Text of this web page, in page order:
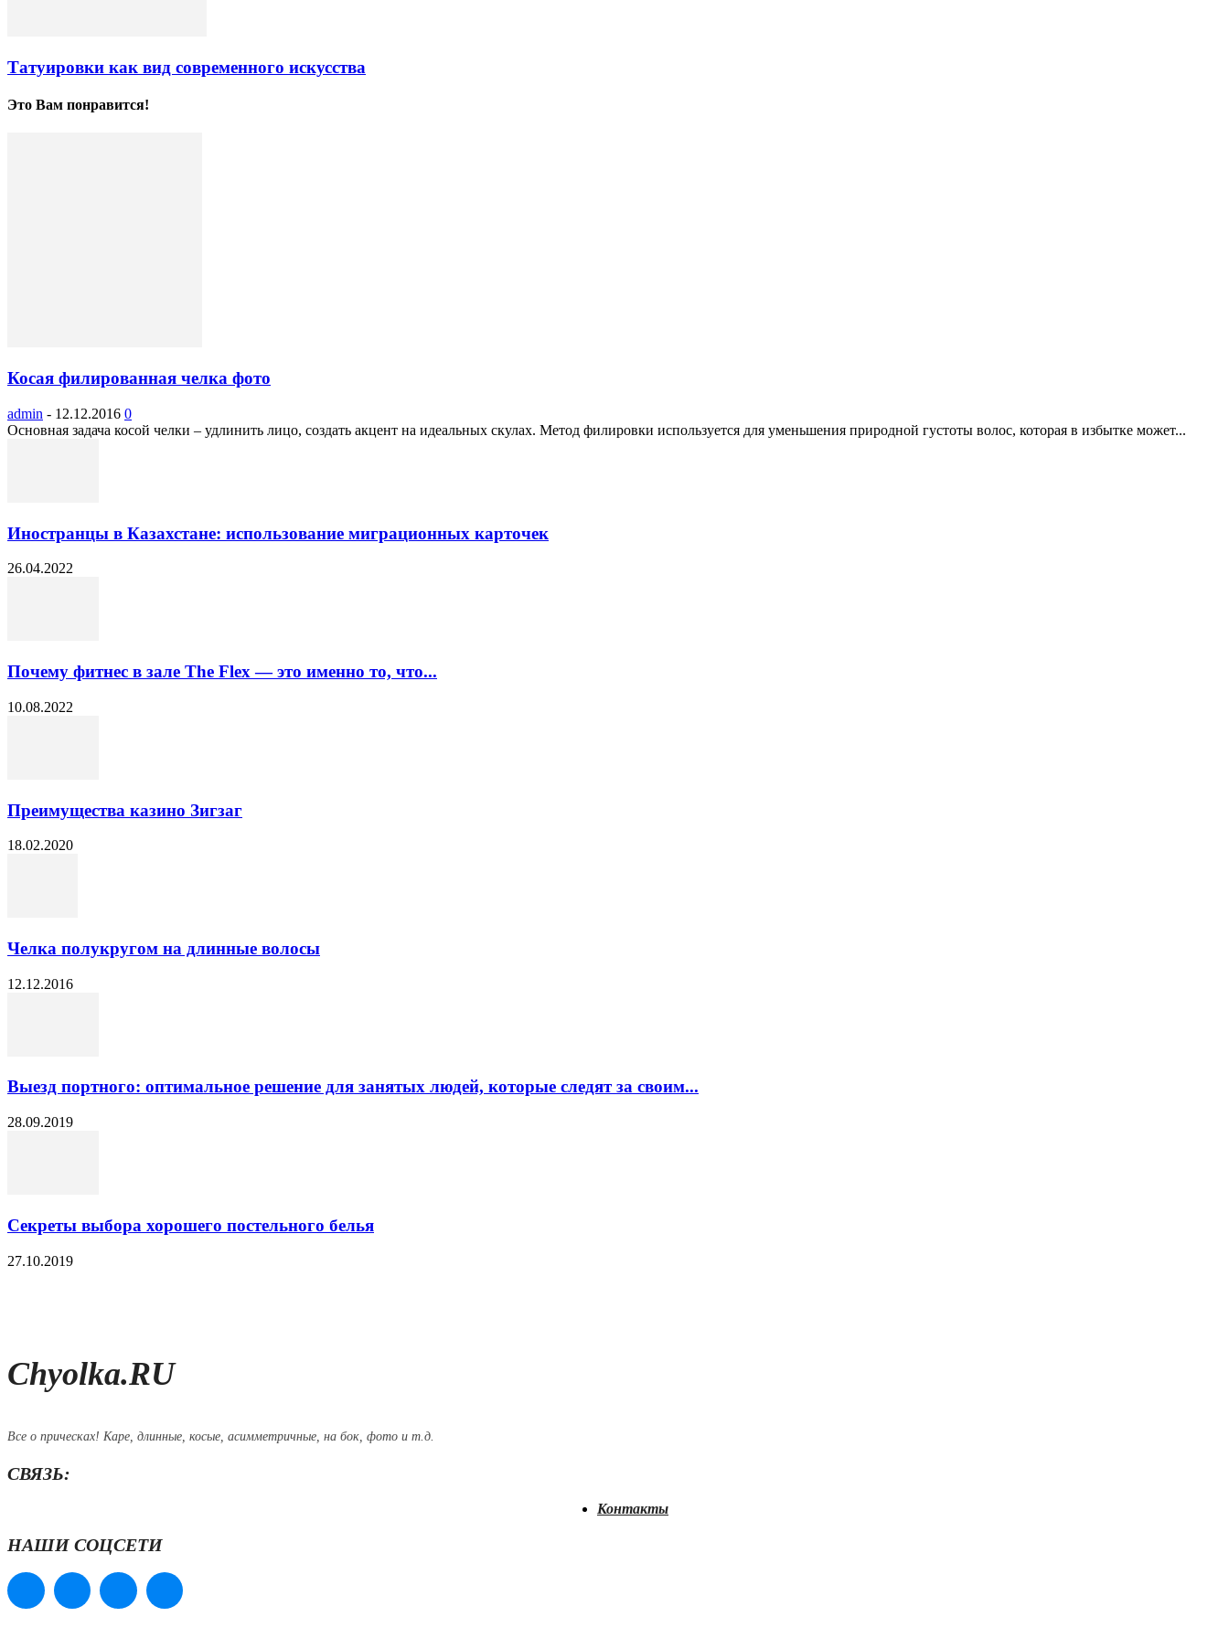
Татуировки как вид современного искусства
Это Вам понравится!
Косая филированная челка фото
admin - 12.12.2016 0
Основная задача косой челки – удлинить лицо, создать акцент на идеальных скулах. Метод филировки используется для уменьшения природной густоты волос, которая в избытке может...
Иностранцы в Казахстане: использование миграционных карточек
26.04.2022
Почему фитнес в зале The Flex — это именно то, что...
10.08.2022
Преимущества казино Зигзаг
18.02.2020
Челка полукругом на длинные волосы
12.12.2016
Выезд портного: оптимальное решение для занятых людей, которые следят за своим...
28.09.2019
Секреты выбора хорошего постельного белья
27.10.2019
Chyolka.RU
Все о прическах! Каре, длинные, косые, асимметричные, на бок, фото и т.д.
СВЯЗЬ:
Контакты
НАШИ СОЦСЕТИ